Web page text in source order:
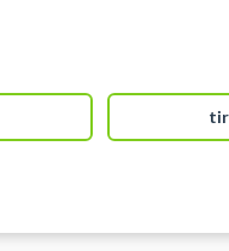
tir